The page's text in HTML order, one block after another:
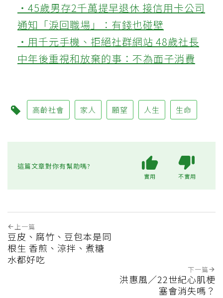
‧45歲男存2千萬提早退休 接信用卡公司
通知「淚回職場」：有錢也碰壁
‧用千元手機、拒絕社群網站 48歲社長
中年後重視和放棄的事：不為面子消費
高齡社會 家人 願望 人生 生命
這篇文章對你有幫助嗎?
實用 不實用
上一篇
豆皮、腐竹、豆包本是同
根生 香煎、涼拌、煮糖
水都好吃
下一篇
洪惠風／22世紀心肌梗
塞會消失嗎？